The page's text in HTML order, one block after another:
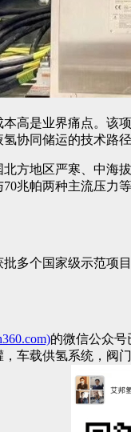
高是业界痛点。该
协同储运的技术路径
方地区严寒、中海
兆帕两种主流压力
多个国家级示范项
的微信公众
车载供氢系统，阀